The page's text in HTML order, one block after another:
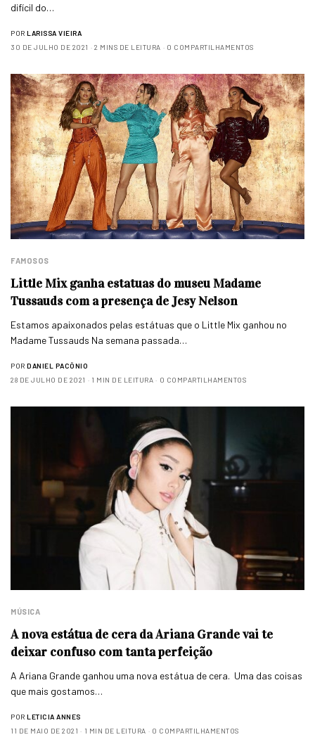
difícil do…
POR LARISSA VIEIRA
30 DE JULHO DE 2021
2 MINS DE LEITURA 0 COMPARTILHAMENTOS
FAMOSOS
Little Mix ganha estatuas do museu Madame
Tussauds com a presença de Jesy Nelson
Estamos apaixonados pelas estátuas que o Little Mix ganhou no
Madame Tussauds Na semana passada…
POR DANIEL PACÔNIO
28 DE JULHO DE 2021
1 MIN DE LEITURA 0 COMPARTILHAMENTOS
MÚSICA
A nova estátua de cera da Ariana Grande vai te
deixar confuso com tanta perfeição
A Ariana Grande ganhou uma nova estátua de cera. Uma das coisas
que mais gostamos…
POR LETICIA ANNES
11 DE MAIO DE 2021
1 MIN DE LEITURA 0 COMPARTILHAMENTOS